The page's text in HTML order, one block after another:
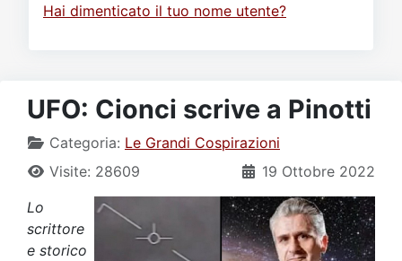
Hai dimenticato il tuo nome utente?
UFO: Cionci scrive a Pinotti
Categoria: Le Grandi Cospirazioni
19 Ottobre 2022
Visite: 28609
Lo
scrittore
e storico